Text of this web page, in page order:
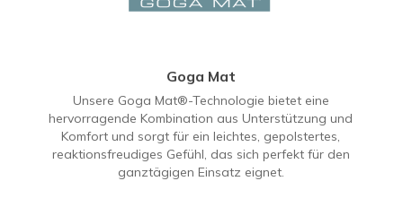
Goga Mat
Unsere Goga Mat®-Technologie bietet eine
hervorragende Kombination aus Unterstützung und
Komfort und sorgt für ein leichtes, gepolstertes,
reaktionsfreudiges Gefühl, das sich perfekt für den
ganztägigen Einsatz eignet.